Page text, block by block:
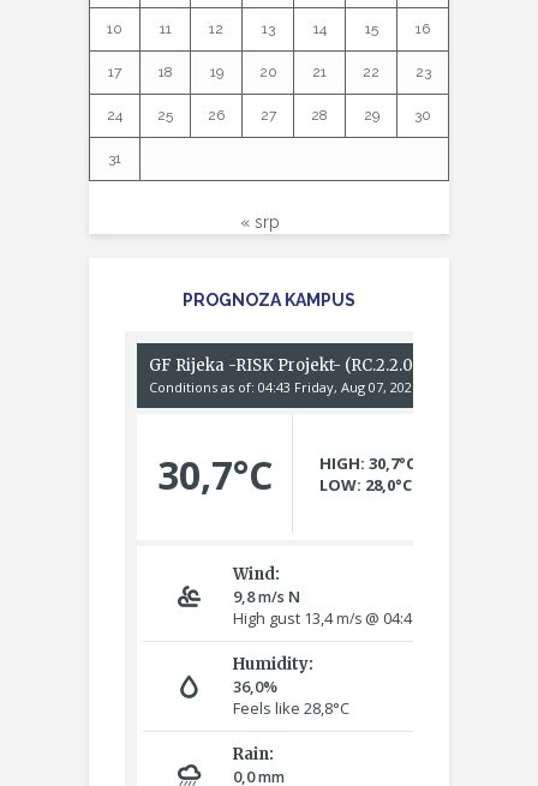
10 11 12 13 14 15 16
17 18 19 20 21 22 23
24 25 26 27 28 29 30
31
« srp
PROGNOZA KAMPUS